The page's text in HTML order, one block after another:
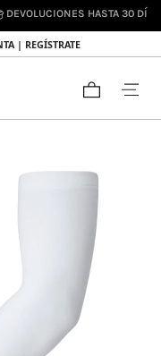
30 DÍAS
| REGÍSTRATE